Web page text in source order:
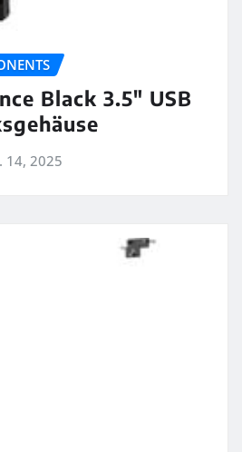
Black 3.5″ USB
14, 2025